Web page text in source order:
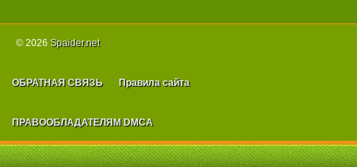
© 2026 Spаider.net
ОБРАТНАЯ СВЯЗЬ Правила сайта
ПРАВООБЛАДАТЕЛЯМ DMCA